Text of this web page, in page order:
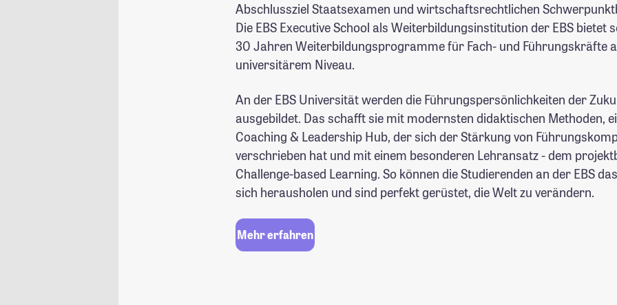
Abschlussziel Staatsexamen und wirtschaftsrechtlichen
Die EBS Executive School als Weiterbildungsinstitution der EBS bietet
30 Jahren Weiterbildungsprogramme für Fach- und Führungskräfte
universitärem Niveau.
An der EBS Universität werden die Führungspersönlichkeiten der
ausgebildet. Das schafft sie mit modernsten didaktischen Methoden,
Coaching & Leadership Hub, der sich der Stärkung von
verschrieben hat und mit einem besonderen Lehransatz - dem
Challenge-based Learning. So können die Studierenden an der EBS
sich herausholen und sind perfekt gerüstet, die Welt zu verändern.
Mehr erfahren